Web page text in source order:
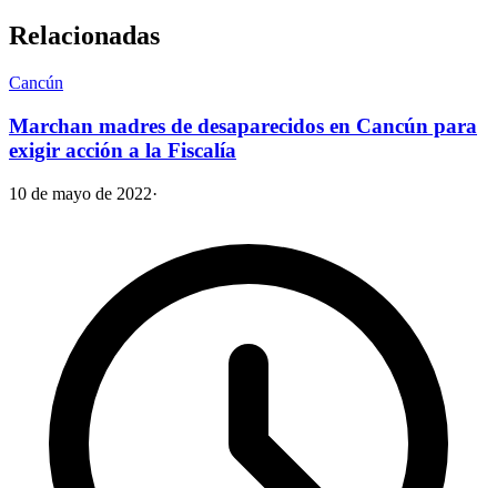
Relacionadas
Cancún
Marchan madres de desaparecidos en Cancún para
exigir acción a la Fiscalía
10 de mayo de 2022·